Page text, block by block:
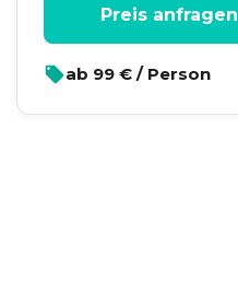
Preis anfragen
ab 99 € / Person